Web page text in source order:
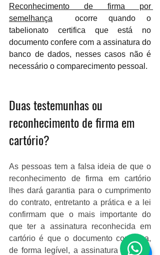
Reconhecimento de firma por
semelhança
  ocorre quando o
tabelionato certifica que está no
documento confere com a assinatura do
banco de dados, nesses casos não é
necessário o comparecimento pessoal.
Duas testemunhas ou
reconhecimento de firma em
cartório?
As pessoas tem a falsa ideia de que o
reconhecimento de firma em cartório
lhes dará garantia para o cumprimento
do contrato, entretanto a prática e a lei
confirmam que o mais importante do
que ter a assinatura reconhecida em
cartório é que o documento contenha,
de forma legível, a assinatura de duas